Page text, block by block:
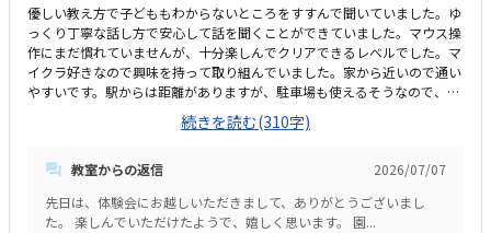
優しい教え方で子どももわからないところをすすんで聞いていました。ゆ
っくり丁寧な話し方で安心して話を聞くことができていました。マウス操
作にまだ慣れていませんが、十分楽しんでクリアできるレベルでした。マ
イクラ好きなので興味を持って取り組んでいました。家から近いので通い
やすいです。駅からは距離がありますが、駐車場も使えるそうなので、遠
方からでも通えると思います。現在幼稚園が工事中のためプレハブでの授
業です。工事の音も聞こえますが気になるほどではないです。工事完了後
月に3回なので割高だと思います。ＰＣ等は貸してもらえるので自分で用
続きを読む(310字)
教室からの返信
2026/07/07
先日は、体験会にお越しいただきまして、ありがとうございまし
た。 楽しんでいただけたようで、嬉しく思います。 園...